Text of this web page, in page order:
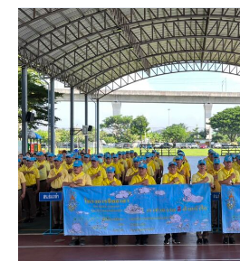
2568
ณ
โรงเรียน
ราชวินิต
นางเลิ้ง
แขวง
สวน
จิตรลดา
เขต
ดุสิต
กรุงเทพฯ
10
ต.ค.68
เวลา
09.00
น.
ตำรวจ
จิต
อาสา
สน.ลำ
ผักชี
ร่วม